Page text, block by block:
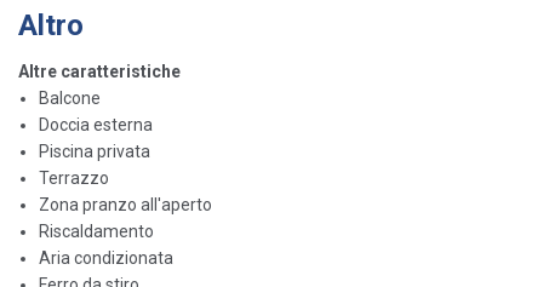
Altro
Altre caratteristiche
Balcone
Doccia esterna
Piscina privata
Terrazzo
Zona pranzo all'aperto
Riscaldamento
Aria condizionata